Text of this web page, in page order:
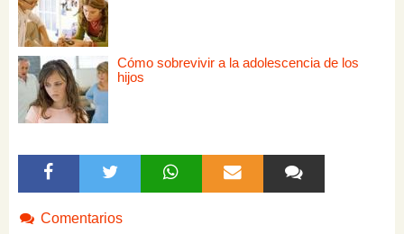
Cómo sobrevivir a la adolescencia de los
hijos
Comentarios